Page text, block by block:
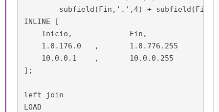
INLINE [
    Inicio, 		Fin,
    1.0.176.0	,	1.0.776.255
    10.0.0.1	, 	10.0.0.255
];
left join
LOAD